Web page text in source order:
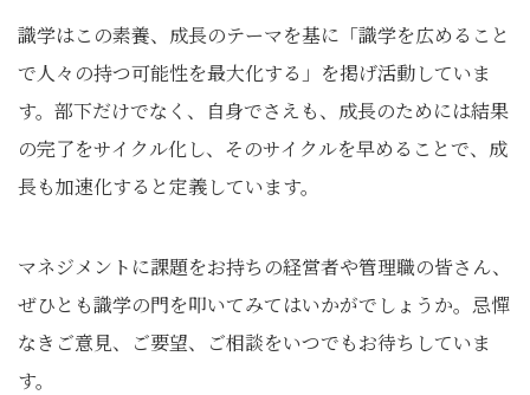
識学はこの素養、成長のテーマを基に「識学を広めること
で人々の持つ可能性を最大化する」を掲げ活動していま
す。部下だけでなく、自身でさえも、成長のためには結果
の完了をサイクル化し、そのサイクルを早めることで、成
長も加速化すると定義しています。
マネジメントに課題をお持ちの経営者や管理職の皆さん、
ぜひとも識学の門を叩いてみてはいかがでしょうか。忌憚
なきご意見、ご要望、ご相談をいつでもお待ちしていま
す。